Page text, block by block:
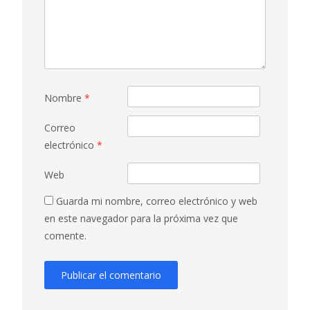
Nombre *
Correo
electrónico *
Web
Guarda mi nombre, correo electrónico y web
en este navegador para la próxima vez que
comente.